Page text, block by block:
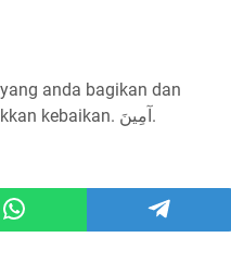
anda bagikan dan
menjadi pembuka amal² kebaikan bagi anda yang telah menunjukkan kebaikan. آمِينَ.